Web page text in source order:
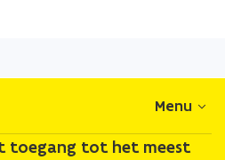
gaan
Menu
toegang tot het meest